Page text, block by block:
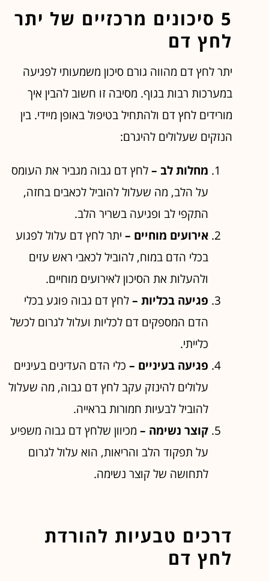
5 סיכונים מרכזיים של יתר
לחץ דם
יתר לחץ דם מהווה גורם סיכון משמעותי לפגיעה
במערכות רבות בגוף. מסיבה זו חשוב להבין איך
מורידים לחץ דם ולהתחיל בטיפול באופן מיידי. בין
הנזקים שעלולים להיגרם:
מחלות לב –לחץ דם גבוה מגביר את העומס
על הלב, מה שעלול להוביל לכאבים בחזה,
התקפי לב ופגיעה בשריר הלב.
אירועים מוחיים –יתר לחץ דם עלול לפגוע
בכלי הדם במוח, להוביל לכאבי ראש עזים
ולהעלות את הסיכון לאירועים מוחיים.
פגיעה בכליות –לחץ דם גבוה פוגע בכלי
הדם המספקים דם לכליות ועלול לגרום לכשל
כלייתי.
פגיעה בעיניים –כלי הדם העדינים בעיניים
עלולים להינזק עקב לחץ דם גבוה, מה שעלול
להוביל לבעיות חמורות בראייה.
קוצר נשימה –מכיוון שלחץ דם גבוה משפיע
על תפקוד הלב והריאות, הוא עלול לגרום
לתחושה של קוצר נשימה.
דרכים טבעיות להורדת
לחץ דם